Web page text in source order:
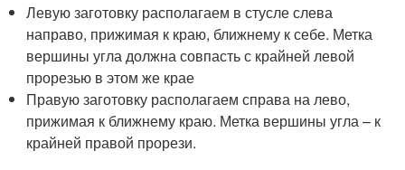
Левую заготовку располагаем в стусле слева
направо, прижимая к краю, ближнему к себе. Метка
вершины угла должна совпасть с крайней левой
прорезью в этом же крае
Правую заготовку располагаем справа на лево,
прижимая к ближнему краю. Метка вершины угла – к
крайней правой прорези.